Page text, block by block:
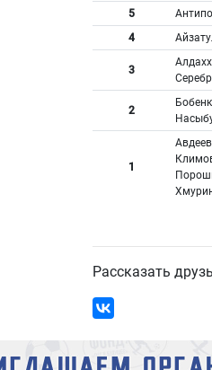
5
4
3
2
1
Рассказать